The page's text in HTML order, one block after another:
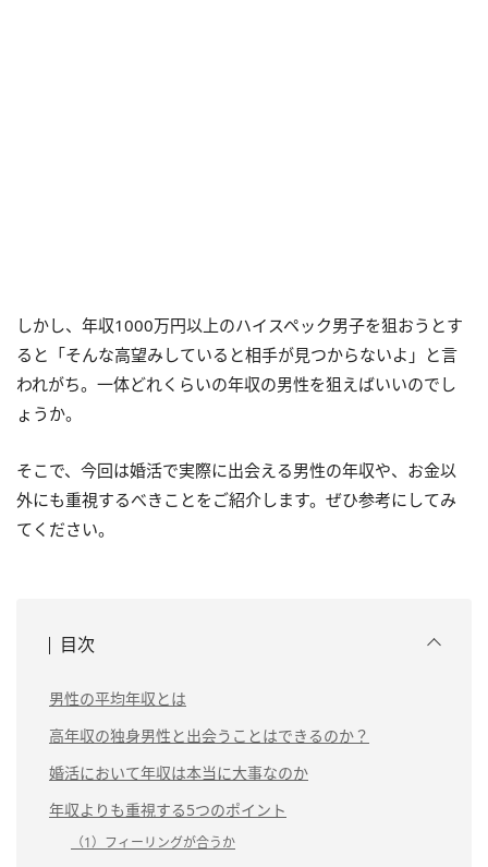
しかし、年収1000万円以上のハイスペック男子を狙おうとす
ると「そんな高望みしていると相手が見つからないよ」と言
われがち。一体どれくらいの年収の男性を狙えばいいのでし
ょうか。
そこで、今回は婚活で実際に出会える男性の年収や、お金以
外にも重視するべきことをご紹介します。ぜひ参考にしてみ
てください。
目次
男性の平均年収とは
高年収の独身男性と出会うことはできるのか？
婚活において年収は本当に大事なのか
年収よりも重視する5つのポイント
（1）フィーリングが合うか